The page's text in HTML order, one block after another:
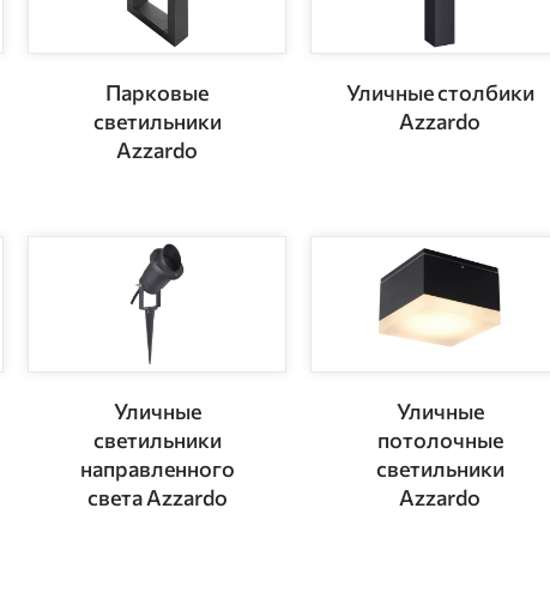
Парковые
светильники
Azzardo
Уличные столбики
Azzardo
Уличные
светильники
направленного
света Azzardo
Уличные
потолочные
светильники
Azzardo